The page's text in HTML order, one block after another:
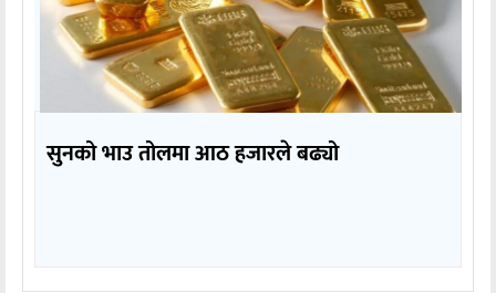
सुनको भाउ तोलमा आठ हजारले बढ्यो